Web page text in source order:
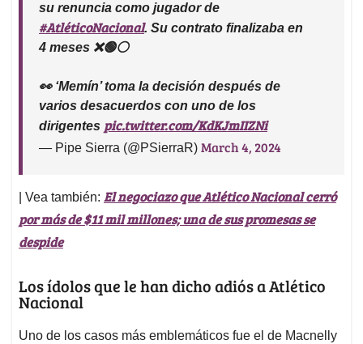
su renuncia como jugador de
#AtléticoNacional. Su contrato finalizaba en
4 meses ❌🟢⚪️
👀 ‘Memín’ toma la decisión después de
varios desacuerdos con uno de los
dirigentes pic.twitter.com/KdKJmIIZNi
— Pipe Sierra (@PSierraR) March 4, 2024
| Vea también: El negociazo que Atlético Nacional cerró
por más de $11 mil millones; una de sus promesas se
despide
Los ídolos que le han dicho adiós a Atlético
Nacional
Uno de los casos más emblemáticos fue el de Macnelly